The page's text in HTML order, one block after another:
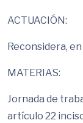
ACTUACIÓN:
Reconsidera,
MATERIAS:
Jornada de
artículo 22